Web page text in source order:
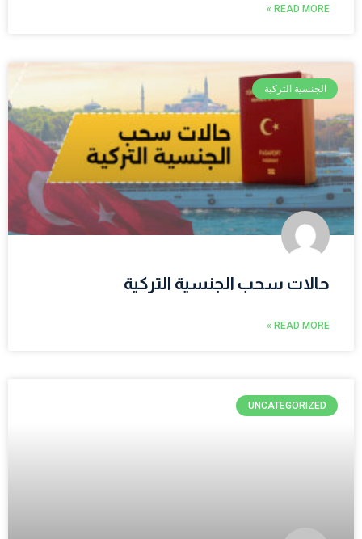
READ MORE »
الجنسية التركية
حالات سحب الجنسية التركية
READ MORE »
UNCATEGORIZED